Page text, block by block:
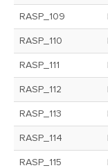
RASP_109
RASP_110
RASP_111
RASP_112
RASP_113
RASP_114
RASP_115